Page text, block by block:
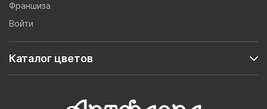
Франшиза
Войти
Каталог цветов